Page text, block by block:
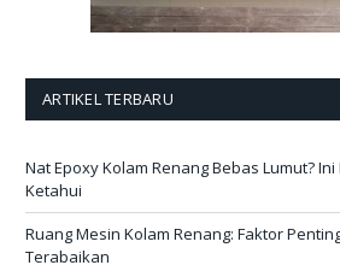
ARTIKEL TERBARU
Nat Epoxy Kolam Renang Bebas Lumut?
Ketahui
Ruang Mesin Kolam Renang: Faktor
Terabaikan